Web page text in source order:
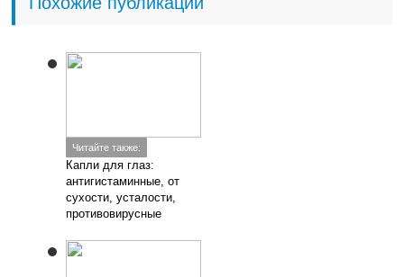
Читайте также:
Капли для глаз:
антигистаминные, от
сухости, усталости,
противовирусные